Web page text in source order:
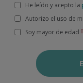
He leído y acepto la
Autorizo el uso de
Soy mayor de edad